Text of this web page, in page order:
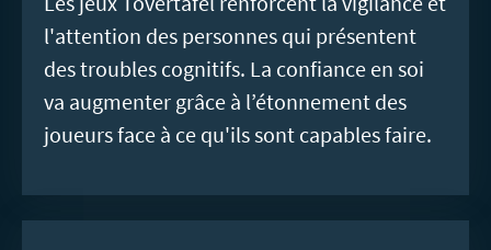
l'attention des personnes qui présentent
des troubles cognitifs. La confiance en soi
va augmenter grâce à l’étonnement des
joueurs face à ce qu'ils sont capables faire.